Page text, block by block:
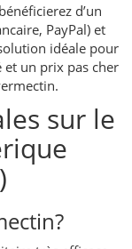
d’un
PayPal) et
idéale pour
et un prix pas cher
sur le